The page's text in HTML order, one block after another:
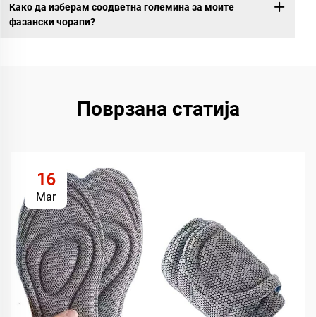
Како да изберам соодветна големина за моите
фазански чорапи?
Поврзана статија
16
Mar